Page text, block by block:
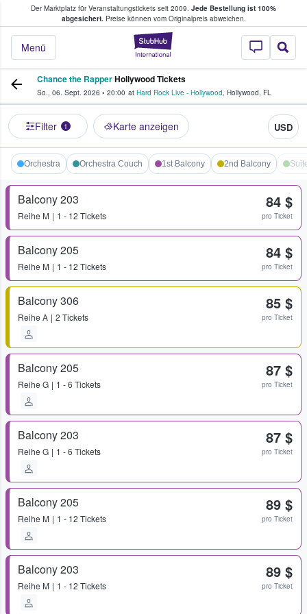
Der Marktplatz für Veranstaltungstickets seit 2009. Jede Bestellung ist 100%
abgesichert.Preise können vom Originalpreis abweichen.
StubHub - Wo
Menü
Tickets kaufen & verkaufen
Chance the RapperHollywood Tickets
So., 06. Sept. 2026 • 20:00 at Hard Rock Live - Hollywood, Hollywood, FL
Filter 1 Karte anzeigen USD
Orchestra Orchestra Couch 1st Balcony 2nd Balcony
Balcony 203
Reihe M 1 - 12 Tickets
84 $
pro Ticket
Balcony 205
Reihe M 1 - 12 Tickets
84 $
pro Ticket
Balcony 306
Reihe A 2 Tickets
85 $
pro Ticket
Balcony 205
Reihe G 1 - 6 Tickets
87 $
pro Ticket
Balcony 203
Reihe G 1 - 6 Tickets
87 $
pro Ticket
Balcony 205
Reihe M 1 - 12 Tickets
89 $
pro Ticket
Balcony 203
Reihe M 1 - 12 Tickets
89 $
pro Ticket